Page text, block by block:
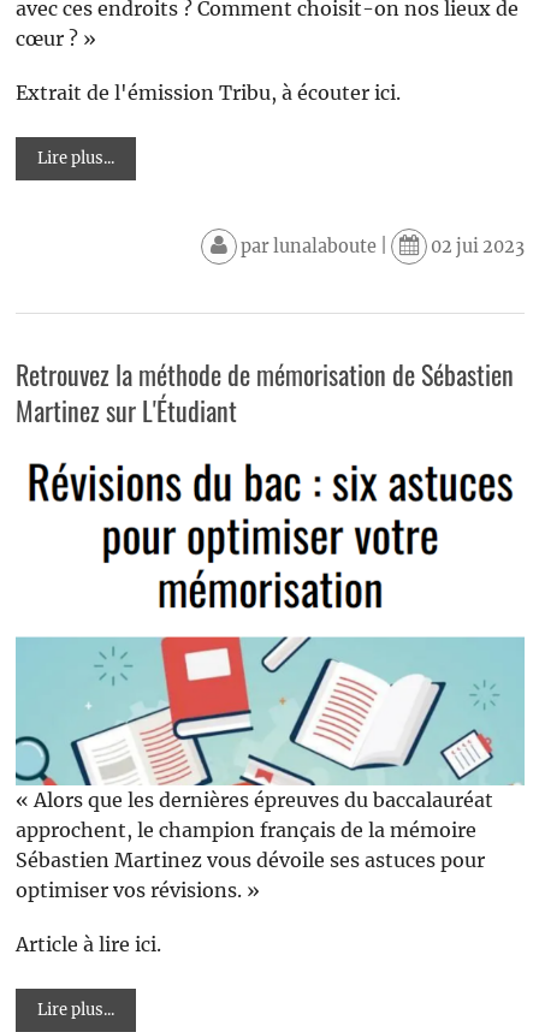
avec ces endroits ? Comment choisit-on nos lieux de
cœur ? »
Extrait de l'émission Tribu, à écouter ici.
Lire plus...
parlunalaboute| 02 jui 2023
Retrouvez la méthode de mémorisation de Sébastien
Martinez sur L'Étudiant
« Alors que les dernières épreuves du baccalauréat
approchent, le champion français de la mémoire
Sébastien Martinez vous dévoile ses astuces pour
optimiser vos révisions. »
Article à lire ici.
Lire plus...